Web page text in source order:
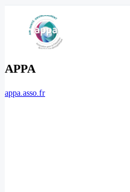
APPA
appa.asso.fr